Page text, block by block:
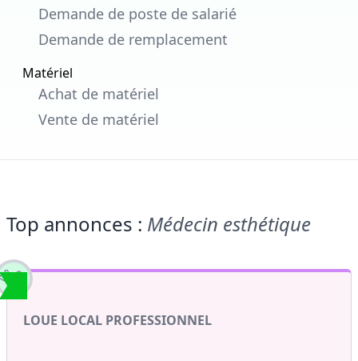
Demande de poste de salarié
Demande de remplacement
Matériel
Achat de matériel
Vente de matériel
Top annonces : Médecin esthétique
LOUE LOCAL PROFESSIONNEL